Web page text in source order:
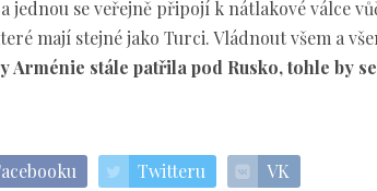
jednou se veřejně připojí k nátlakové válce
mají stejné jako Turci. Vládnout všem a
Arménie stále patřila pod Rusko, tohle by
Twitteru VK